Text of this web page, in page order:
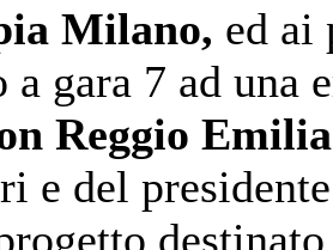
Milano, ed ai
a gara 7 ad una
Reggio Emilia
e del
destinato